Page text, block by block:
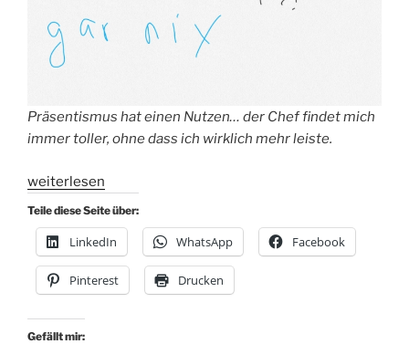
Präsentismus hat einen Nutzen… der Chef findet mich
immer toller, ohne dass ich wirklich mehr leiste.
„Serie
Denkfehler
im
Job
#4:
Mere
Effect“
weiterlesen
Teile diese Seite über:
LinkedIn WhatsApp Facebook
Pinterest Drucken
Gefällt mir: